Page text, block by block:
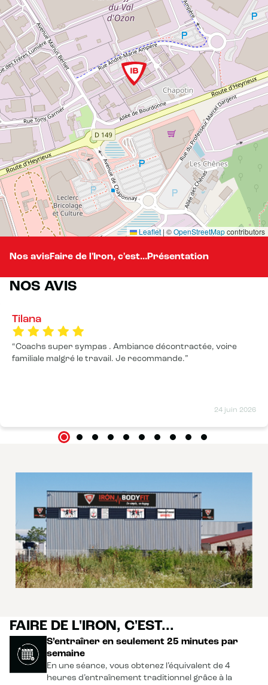
Leaflet | ©OpenStreetMapcontributors
Nos avisFaire de l'Iron, c'est...Présentation
NOS AVIS
Tilana
24 juin 2026
Coachs super sympas . Ambiance décontractée, voire
familiale malgré le travail. Je recommande.
FAIRE DE L'IRON, C'EST...
S’entraîner en seulement 25 minutes par
semaine
En une séance, vous obtenez l’équivalent de 4
heures d’entraînement traditionnel grâce à la